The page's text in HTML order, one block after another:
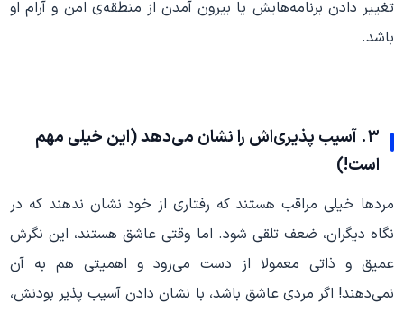
تغییر دادن برنامه‌هایش یا بیرون آمدن از منطقه‌ی امن و آرام او
باشد.
۳. آسیب پذیری‌اش را نشان می‌دهد (این خیلی مهم
است!)
مردها خیلی مراقب هستند که رفتاری از خود نشان ندهند که در
نگاه دیگران، ضعف تلقی شود. اما وقتی عاشق هستند، این نگرش
عمیق و ذاتی معمولا از دست می‌رود و اهمیتی هم به آن
نمی‌دهند! اگر مردی عاشق باشد، با نشان دادن آسیب پذیر بودنش،